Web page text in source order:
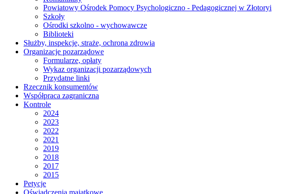
Powiatowy Ośrodek Pomocy Psychologiczno - Pedagogicznej w Złotoryi
Szkoły
Ośrodki szkolno - wychowawcze
Biblioteki
Służby, inspekcje, straże, ochrona zdrowia
Organizacje pozarządowe
Formularze, opłaty
Wykaz organizacji pozarządowych
Przydatne linki
Rzecznik konsumentów
Współpraca zagraniczna
Kontrole
2024
2023
2022
2021
2019
2018
2017
2015
Petycje